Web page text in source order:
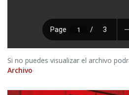
Si no puedes visualizar el archivo
Archivo